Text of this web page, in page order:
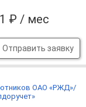
₽ / мес
Отправить заявку
ОАО «РЖД»/